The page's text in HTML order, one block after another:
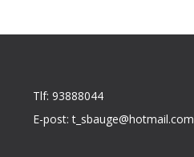
Tlf: 93888044
E-post: t_sbauge@hotmail.com